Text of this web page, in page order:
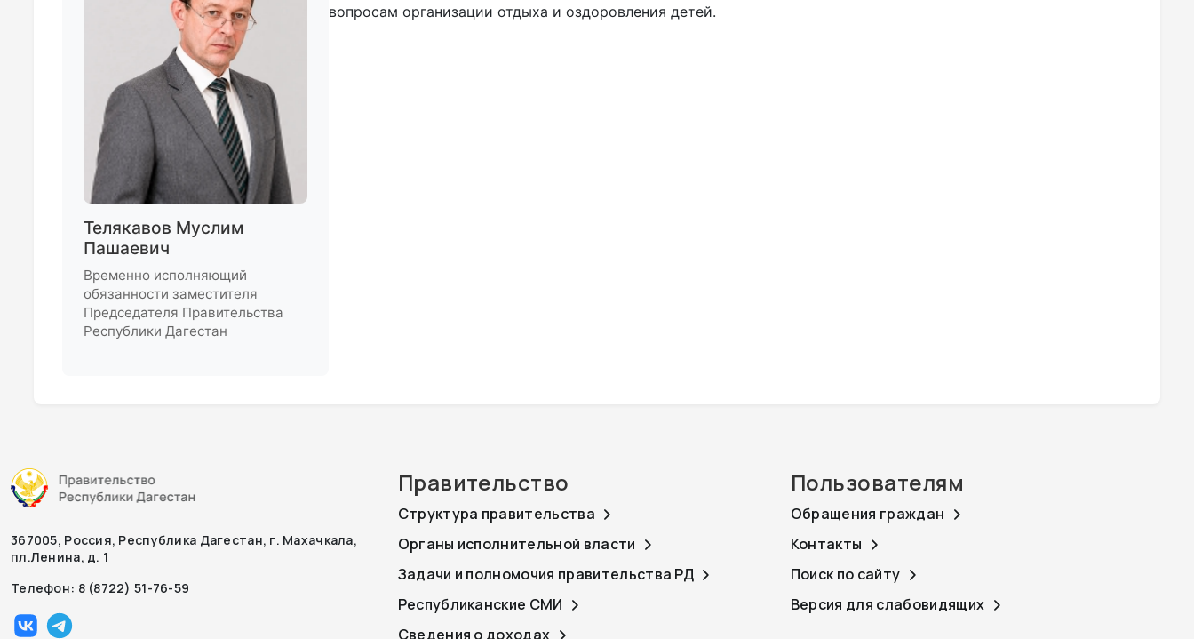
Телякавов Муслим
Пашаевич
Временно исполняющий
обязанности заместителя
Председателя Правительства
Республики Дагестан
вопросам организации отдыха и оздоровления детей.
367005, Россия, Республика Дагестан, г. Махачкала,
пл.Ленина, д. 1
Телефон: 8 (8722) 51-76-59
Правительство
Структура правительства
Органы исполнительной власти
Задачи и полномочия правительства РД
Республиканские СМИ
Сведения о доходах
Пользователям
Обращения граждан
Контакты
Поиск по сайту
Версия для слабовидящих